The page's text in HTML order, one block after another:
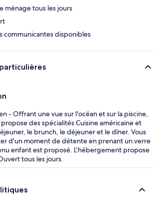
ménage tous les jours
communicantes disponibles
- Offrant une vue sur l'océan et sur la piscine,
des spécialités Cuisine américaine et
le brunch, le déjeuner et le dîner. Vous
d'un moment de détente en prenant un verre
enfant est proposé. L'hébergement propose
tous les jours.